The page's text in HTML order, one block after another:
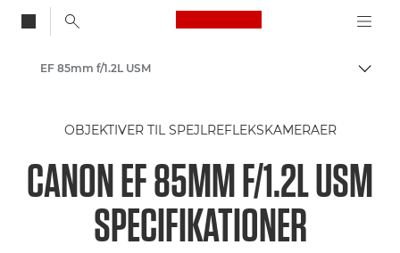
Canon Logo, back
Skift
EF 85mm f/1.2L USM
OBJEKTIVER TIL SPEJLREFLEKSKAMERAER
CANON EF 85MM F/1.2L USM
SPECIFIKATIONER